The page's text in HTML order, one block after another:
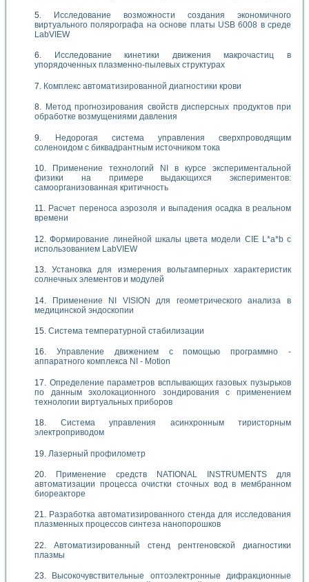
Исследование возможности создания экономичного
виртуального полярографа на основе платы USB 6008 в среде
LabVIEW
Исследование кинетики движения макрочастиц в
упорядоченных плазменно-пылевых структурах
Комплекс автоматизированной диагностики крови
Метод прогнозирования свойств дисперсных продуктов при
обработке возмущениями давления
Недорогая система управления сверхпроводящим
соленоидом с биквадрантным источником тока
Применение технологий NI в курсе экспериментальной
физики на примере выдающихся экспериментов:
самоорганизованная критичность
Расчет переноса аэрозоля и выпадения осадка в реальном
времени
Формирование линейной шкалы цвета модели CIE L*a*b с
использованием LabVIEW
Установка для измерения вольтамперных характеристик
солнечных элементов и модулей
Применение NI VISION для геометрического анализа в
медицинской эндоскопии
Система температурной стабилизации
Управление движением с помощью программно -
аппаратного комплекса NI - Motion
Определение параметров всплывающих газовых пузырьков
по данным эхолокационного зондирования с применением
технологии виртуальных приборов
Система управления асинхронным тиристорным
электроприводом
Лазерный профилометр
Применение средств NATIONAL INSTRUMENTS для
автоматизации процесса очистки сточных вод в мембранном
биореакторе
Разработка автоматизированного стенда для исследования
плазменных процессов синтеза нанопорошков
Автоматизированный стенд рентгеновской диагностики
плазмы
Высокочувствительные оптоэлектронные дифракционные